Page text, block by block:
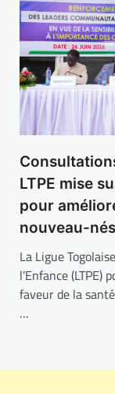
LTPE mise
pour
nouveau-
La Ligue
l’Enfance (LTPE)
faveur de la
…